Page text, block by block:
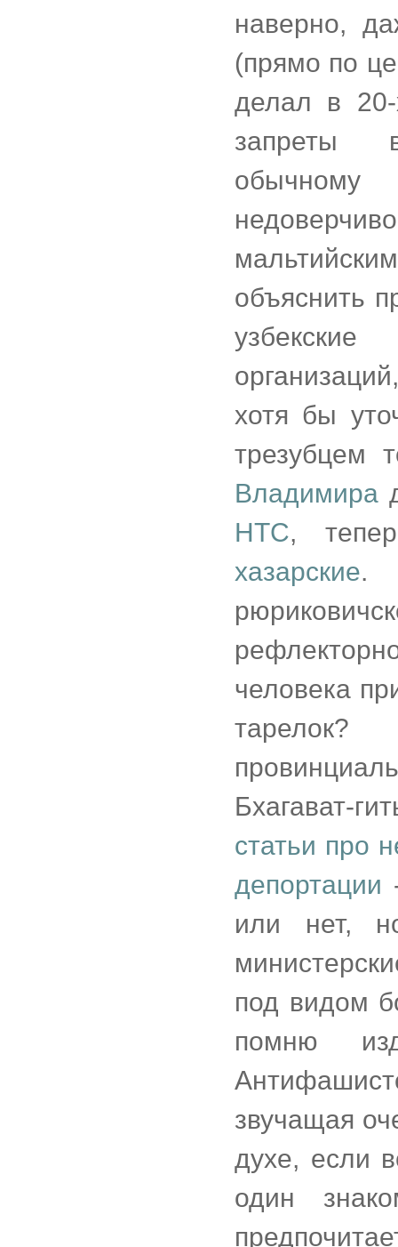
наверно,
(прямо по
делал в 20-
запреты
обычному
объяснить
хотя бы
трезубцем
Владимира
НТС,
хазарские.
человека
Бхагават-
статьи про
депортации
или нет,
под видом
помню
звучащая
духе, если
один